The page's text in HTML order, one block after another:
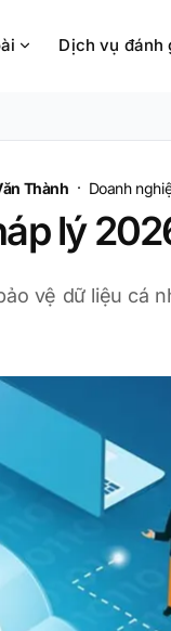
Dịch vụ đánh
Thành · Doanh
lý
vệ dữ liệu cá